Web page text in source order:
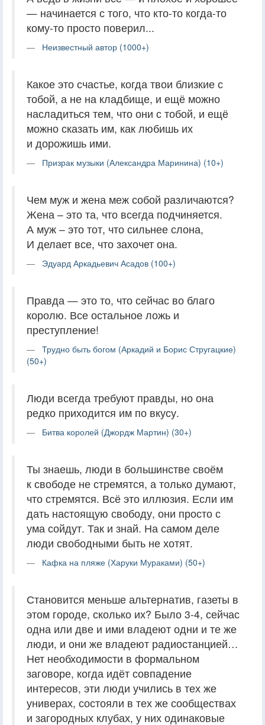
— начинается с того, что кто-то когда-то
кому-то просто поверил...
Неизвестный автор (1000+)
Какое это счастье, когда твои близкие с
тобой, а не на кладбище, и ещё можно
насладиться тем, что они с тобой, и ещё
можно сказать им, как любишь их
и дорожишь ими.
Призрак музыки (Александра Маринина) (10+)
Чем муж и жена меж собой различаются?
Жена – это та, что всегда подчиняется.
А муж – это тот, что сильнее слона,
И делает все, что захочет она.
Эдуард Аркадьевич Асадов (100+)
Правда — это то, что сейчас во благо
королю. Все остальное ложь и
преступление!
Трудно быть богом (Аркадий и Борис Стругацкие)
(50+)
Люди всегда требуют правды, но она
редко приходится им по вкусу.
Битва королей (Джордж Мартин) (30+)
Ты знаешь, люди в большинстве своём
к свободе не стремятся, а только думают,
что стремятся. Всё это иллюзия. Если им
дать настоящую свободу, они просто с
ума сойдут. Так и знай. На самом деле
люди свободными быть не хотят.
Кафка на пляже (Харуки Мураками) (50+)
Становится меньше альтернатив, газеты в
этом городе, сколько их? Было 3-4, сейчас
одна или две и ими владеют одни и те же
люди, и они же владеют радиостанцией…
Нет необходимости в формальном
заговоре, когда идёт совпадение
интересов, эти люди учились в тех же
универах, состояли в тех же сообществах
и загородных клубах, у них одинаковые